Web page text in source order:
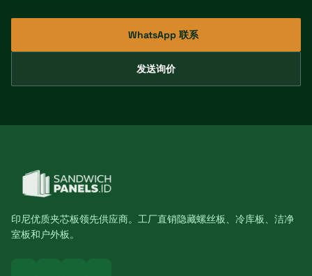
WhatsApp 联系
发送询价
印尼优质夹芯板领先供应商。工厂直销隐藏螺丝板、冷库板、洁净
室板和户外板。